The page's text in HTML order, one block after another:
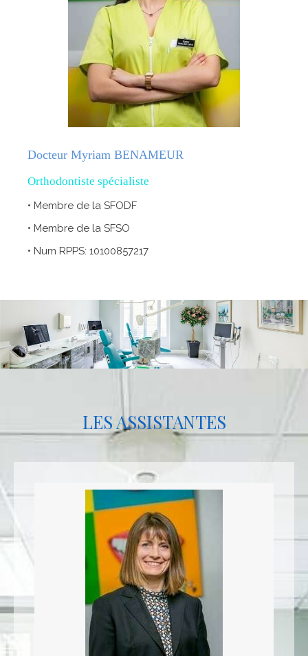
Docteur Myriam BENAMEUR
Orthodontiste spécialiste
• Membre de la SFODF
• Membre de la SFSO
• Num RPPS: 10100857217
LES ASSISTANTES